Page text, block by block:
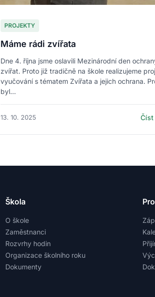
PROJEKTY
Máme rádi zvířata
Dne 4. října jsme oslavili Mezinárodní den
zvířat. Proto již tradičně na škole realizujeme
vyučování s tématem Zvířata a jejich ochrana.
byl...
13. 10. 2025
Škola
O škole
Zaměstnanci
Rozvrhy hodin
Organizace školního roku
Dokumenty